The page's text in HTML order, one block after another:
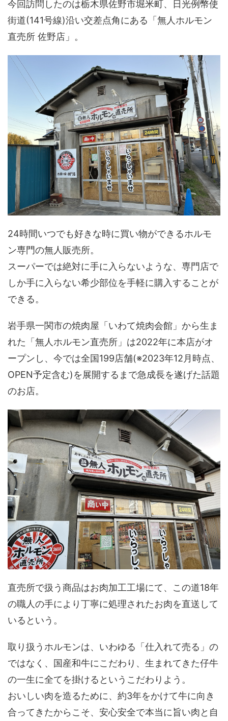
今回訪問したのは栃木県佐野市堀米町、日光例幣使
街道(141号線)沿い交差点角にある「無人ホルモン
直売所 佐野店」。
24時間いつでも好きな時に買い物ができるホルモ
ン専門の無人販売所。
スーパーでは絶対に手に入らないような、専門店で
しか手に入らない希少部位を手軽に購入することが
できる。
岩手県一関市の焼肉屋「いわて焼肉会館」から生ま
れた「無人ホルモン直売所」は2022年に本店がオ
ープンし、今では全国199店舗(※2023年12月時点、
OPEN予定含む)を展開するまで急成長を遂げた話題
のお店。
直売所で扱う商品はお肉加工工場にて、この道18年
の職人の手により丁寧に処理されたお肉を直送して
いるという。
取り扱うホルモンは、いわゆる「仕入れて売る」の
ではなく、国産和牛にこだわり、生まれてきた仔牛
の一生に全てを掛けるというこだわりよう。
おいしい肉を造るために、約3年をかけて牛に向き
合ってきたからこそ、安心安全で本当に旨い肉と自